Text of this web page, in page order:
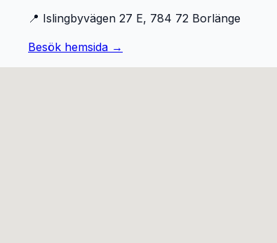
📍 Islingbyvägen 27 E, 784 72 Borlänge
Besök hemsida →